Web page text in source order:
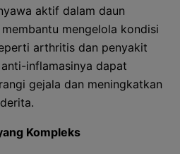
aktif dalam daun
mengelola kondisi
arthritis dan penyakit
inflamasinya dapat
gejala dan meningkatkan
Kompleks